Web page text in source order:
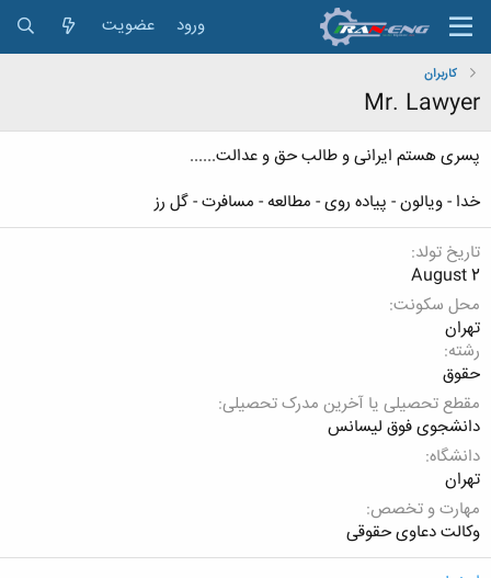
ورود عضویت
کاربران
Mr. Lawyer
پسری هستم ایرانی و طالب حق و عدالت......
خدا - ویالون - پیاده روی - مطالعه - مسافرت - گل رز
تاریخ تولد
August 2
محل سکونت
تهران
رشته
حقوق
مقطع تحصیلی یا آخرین مدرک تحصیلی
دانشجوی فوق لیسانس
دانشگاه
تهران
مهارت و تخصص
وکالت دعاوی حقوقی‌